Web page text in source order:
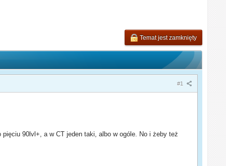
Temat jest zamknięty
#1
pięciu 90lvl+, a w CT jeden taki, albo w ogóle. No i żeby też